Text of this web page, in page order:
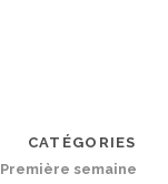
CATÉGORIES
Première semaine